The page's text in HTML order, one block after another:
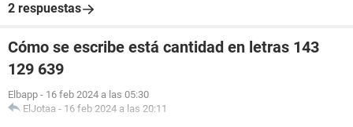
2 respuestas
Cómo se escribe está cantidad en letras 143
129 639
Elbapp - 16 feb 2024 a las 05:30
ElJotaa - 16 feb 2024 a las 20:11